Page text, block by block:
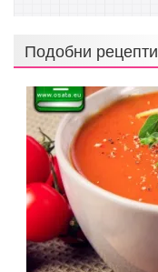
Подобни рецепти